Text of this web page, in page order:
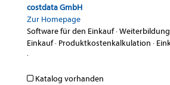
costdata GmbH
Zur Homepage
Software für den Einkauf·
Einkauf· Produktkostenkalkulation ·
·
Katalog vorhanden